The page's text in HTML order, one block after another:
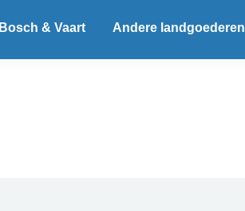
Bosch & Vaart Andere landgoederen